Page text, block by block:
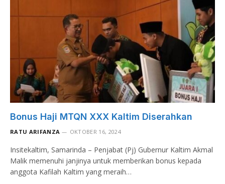
Bonus Haji MTQN XXX Kaltim Diserahkan
RATU ARIFANZA OKTOBER 16, 2024
Insitekaltim, Samarinda – Penjabat (Pj) Gubernur Kaltim Akmal
Malik memenuhi janjinya untuk memberikan bonus kepada
anggota Kafilah Kaltim yang meraih…